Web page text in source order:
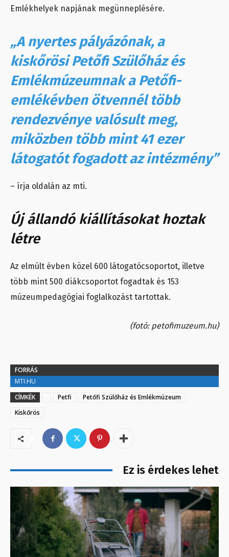
Emlékhelyek napjának megünneplésére.
„A nyertes pályázónak, a
kiskőrösi Petőfi Szülőház és
Emlékmúzeumnak a Petőfi-
emlékévben ötvennél több
rendezvénye valósult meg,
miközben több mint 41 ezer
látogatót fogadott az intézmény”
– írja oldalán az mti.
Új állandó kiállításokat hoztak
létre
Az elmúlt évben közel 600 látogatócsoportot, illetve
több mint 500 diákcsoportot fogadtak és 153
múzeumpedagógiai foglalkozást tartottak.
(fotó: petofimuzeum.hu)
FORRÁS
MTI.HU
CÍMKÉK
Petfi
Petőfi Szülőház és Emlékmúzeum
Kiskőrös
Ez is érdekes lehet